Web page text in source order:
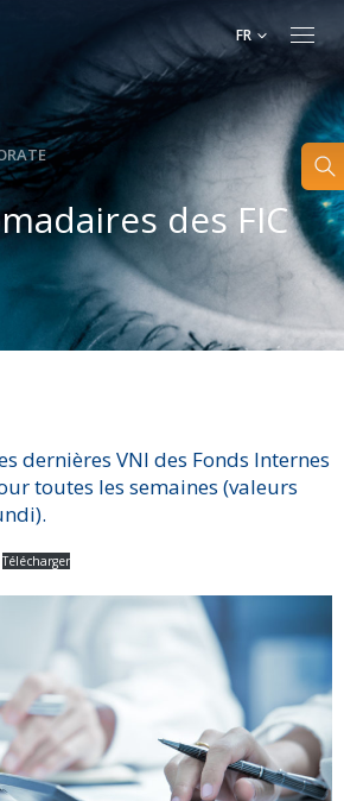
FR
des FIC
dernières VNI des Fonds Internes
toutes les semaines (valeurs
Télécharger